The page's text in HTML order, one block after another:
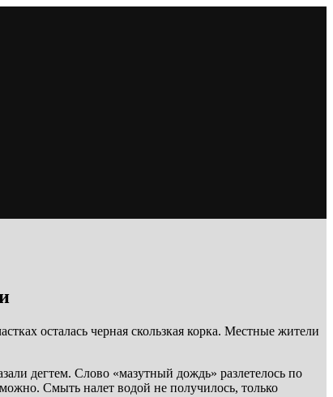
осталась черная скользкая корка. Местные жители
дегтем. Слово «мазутный дождь» разлетелось по
Смыть налет водой не получилось, только